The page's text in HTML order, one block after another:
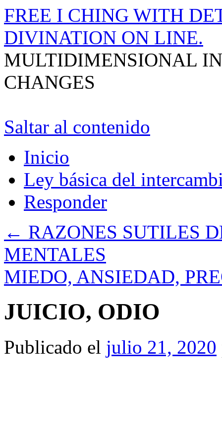
FREE I CHING WITH
DIVINATION ON LINE.
MULTIDIMENSIONAL
CHANGES
Saltar al contenido
Inicio
Ley básica del
Responder
← RAZONES SUTILES
MENTALES
MIEDO, ANSIEDAD,
JUICIO, ODIO
Publicado el julio 21, 2020